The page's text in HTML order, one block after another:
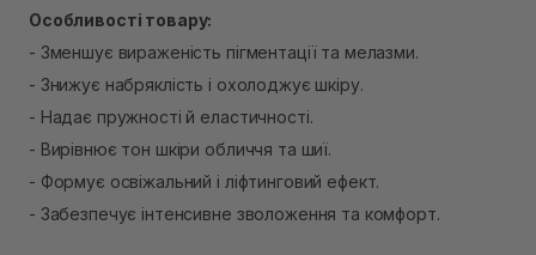
Особливості товару:
- Зменшує вираженість пігментації та мелазми.
- Знижує набряклість і охолоджує шкіру.
- Надає пружності й еластичності.
- Вирівнює тон шкіри обличчя та шиї.
- Формує освіжальний і ліфтинговий ефект.
- Забезпечує інтенсивне зволоження та комфорт.